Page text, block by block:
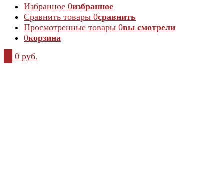
Избранное 0избранное
Сравнить товары 0сравнить
Просмотренные товары 0вы смотрели
0корзина
0 руб.